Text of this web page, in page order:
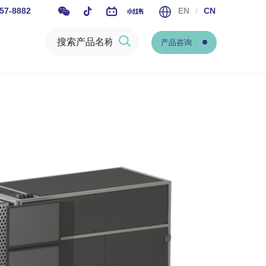
8882 EN / CN
产品咨询